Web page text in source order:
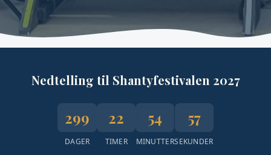
Nedtelling til Shantyfestivalen 2027
299
DAGER
22
TIMER
54
MINUTTER
56
SEKUNDER